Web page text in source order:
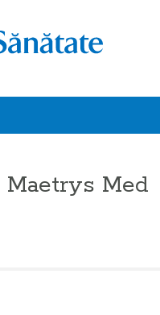
Maetrys Med